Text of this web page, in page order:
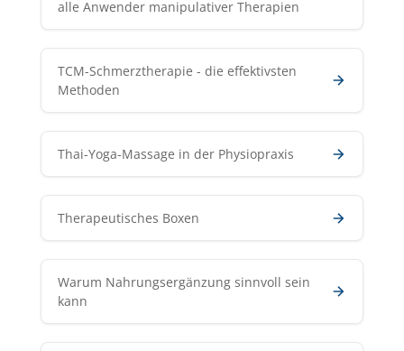
alle Anwender manipulativer Therapien
TCM-Schmerztherapie - die effektivsten
Methoden
Thai-Yoga-Massage in der Physiopraxis
Therapeutisches Boxen
Warum Nahrungsergänzung sinnvoll sein
kann